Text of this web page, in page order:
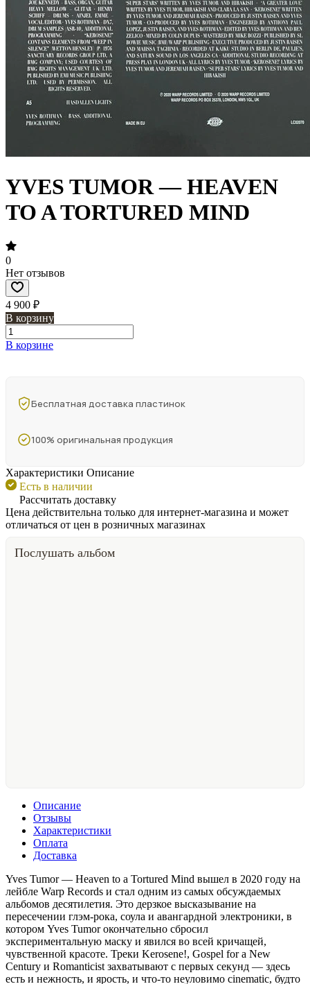
YVES TUMOR — HEAVEN
TO A TORTURED MIND
0
Нет отзывов
4 900 ₽
В корзину
В корзине
Бесплатная доставка пластинок
100% оригинальная продукция
Характеристики Описание
Есть в наличии
Рассчитать доставку
Цена действительна только для интернет-магазина и может
отличаться от цен в розничных магазинах
Послушать альбом
Описание
Отзывы
Характеристики
Оплата
Доставка
Yves Tumor — Heaven to a Tortured Mind вышел в 2020 году на
лейбле Warp Records и стал одним из самых обсуждаемых
альбомов десятилетия. Это дерзкое высказывание на
пересечении глэм-рока, соула и авангардной электроники, в
котором Yves Tumor окончательно сбросил
экспериментальную маску и явился во всей кричащей,
чувственной красоте. Треки Kerosene!, Gospel for a New
Century и Romanticist захватывают с первых секунд — здесь
есть и нежность, и ярость, и что-то неуловимо cinematic, будто